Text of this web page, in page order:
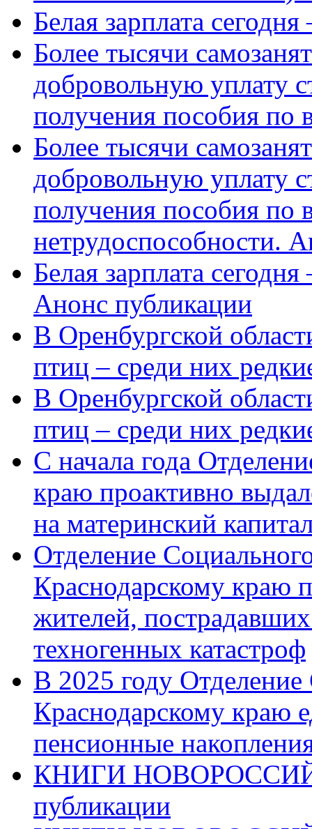
Белая зарплата
Более тысячи
добровольную уплату
получения пособия по
Более тысячи
добровольную уплату
получения пособия по
нетрудоспособности.
Белая зарплата
Анонс публикации
В Оренбургской
птиц – среди них
В Оренбургской
птиц – среди них
С начала года
краю проактивно
на материнский
Отделение
Краснодарскому краю
жителей,
техногенных катастроф
В 2025 году
Краснодарскому краю
пенсионные
КНИГИ
публикации